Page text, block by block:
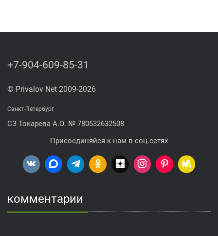
+7-904-609-85-31
© Privalov Net 2009-2026
Санкт-Петербург
СЗ Токарева А.О. № 780532632508
Присоединяйся к нам в соц.сетях
комментарии